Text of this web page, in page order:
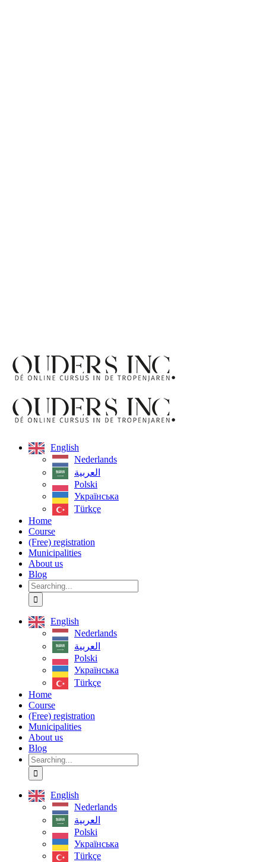
English
Nederlands
العربية‏
Polski
Українська
Türkçe
Home
Course
(Free) registration
Municipalities
About us
Blog
Search
for:
English
Nederlands
العربية‏
Polski
Українська
Türkçe
Home
Course
(Free) registration
Municipalities
About us
Blog
Search
for:
English
Nederlands
العربية‏
Polski
Українська
Türkçe